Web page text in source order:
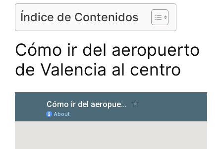
Índice de Contenidos
Cómo ir del aeropuerto
de Valencia al centro